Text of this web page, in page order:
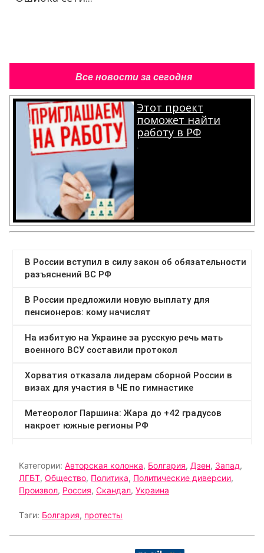
Все новости за сегодня
Этот проект
поможет найти
работу в РФ
.
Категории: Авторская колонка, Болгария, Дзен, Запад,
ЛГБТ, Общество, Политика, Политические диверсии,
Произвол, Россия, Скандал, Украина
Тэги: Болгария, протесты